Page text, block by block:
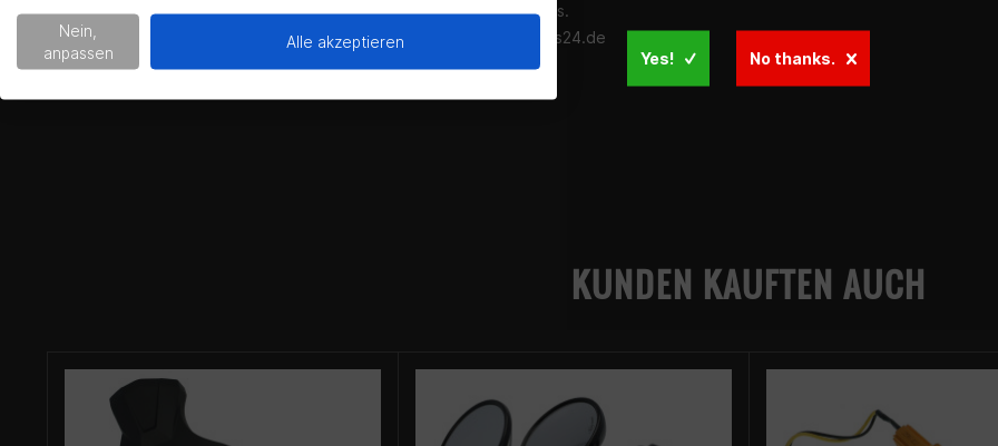
65719 Hofheim a.Ts.
support@gearparts24.de
KUNDEN KAUFTEN AUCH
Yes! No thanks.
Nein,
anpassen
Alle akzeptieren